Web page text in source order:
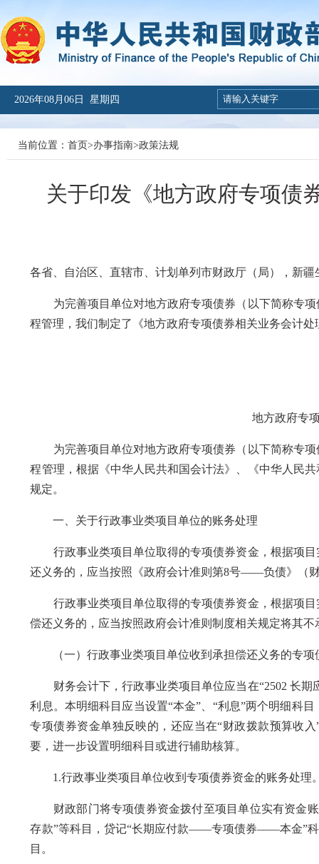
2026年08月06日 星期四
当前位置： 首页>办事指南>政策法规
关于印发《地方政府专项债
各省、自治区、直辖市、计划单列市财政厅（局），新
为完善项目单位对地方政府专项债券（以下简称专项
程管理，我们制定了《地方政府专项债券相关业务会计
地方政府专项
为完善项目单位对地方政府专项债券（以下简称专项
程管理，根据《中华人民共和国会计法》、《中华人民
规定。
一、关于行政事业类项目单位的账务处理
行政事业类项目单位取得的专项债券资金，根据项目
还义务的，应当按照《政府会计准则第8号——负债》（
行政事业类项目单位取得的专项债券资金，根据项目
偿还义务的，应当按照政府会计准则制度相关规定将其
（一）行政事业类项目单位收到承担偿还义务的专项
财务会计下，行政事业类项目单位应当在“2502 长期
利息。本明细科目应当设置“本金”、“利息”两个明细科
专项债券资金单独反映的，还应当在“财政拨款预算收
要，进一步设置明细科目或进行辅助核算。
1.行政事业类项目单位收到专项债券资金的账务处理
财政部门将专项债券资金拨付至项目单位实有资金账
存款”等科目，贷记“长期应付款——专项债券——本金”科
目。